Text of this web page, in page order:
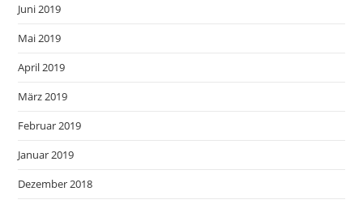
Juni 2019
Mai 2019
April 2019
März 2019
Februar 2019
Januar 2019
Dezember 2018